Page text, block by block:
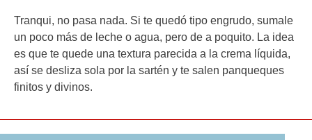
Tranqui, no pasa nada. Si te quedó tipo engrudo, sumale
un poco más de leche o agua, pero de a poquito. La idea
es que te quede una textura parecida a la crema líquida,
así se desliza sola por la sartén y te salen panqueques
finitos y divinos.